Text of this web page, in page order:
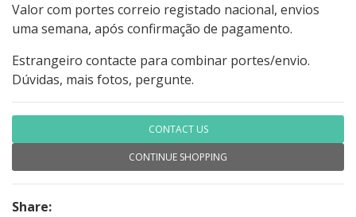
Valor com portes correio registado nacional, envios
uma semana, após confirmação de pagamento.
Estrangeiro contacte para combinar portes/envio.
Dúvidas, mais fotos, pergunte.
CONTACT US
CONTINUE SHOPPING
Share: